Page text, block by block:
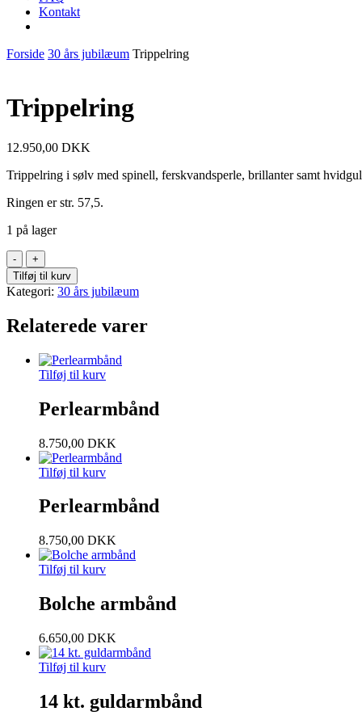
Kontakt
Forside 30 års jubilæum Trippelring
Trippelring
12.950,00 DKK
Trippelring i sølv med spinell, ferskvandsperle, brillanter samt
Ringen er str. 57,5.
1 på lager
Trippelring
antal
Tilføj til kurv
Kategori: 30 års jubilæum
Relaterede varer
Tilføj til kurv
Perlearmbånd
8.750,00 DKK
Tilføj til kurv
Perlearmbånd
8.750,00 DKK
Tilføj til kurv
Bolche armbånd
6.650,00 DKK
Tilføj til kurv
14 kt. guldarmbånd